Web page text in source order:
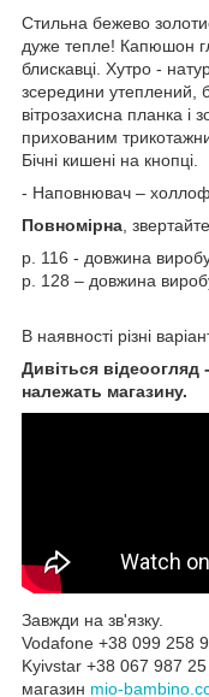
Стильна бежево
дуже тепле! Капюшон
блискавці. Хутро -
зсередини утеплений,
вітрозахисна планка і
прихованим
Бічні кишені на
- Наповнювач –
Повномірна ,
р. 116 - довжина
р. 128 – довжина
В наявності різні
Дивіться відеоогляд
належать магазину.
Завжди на зв'язку.
Vodafone +38 099 258
Kyivstar +38 067 987
магазин mio-